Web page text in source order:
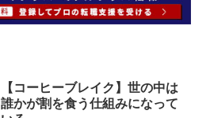
【コーヒーブレイク】世の中は
誰かが割を食う仕組みになって